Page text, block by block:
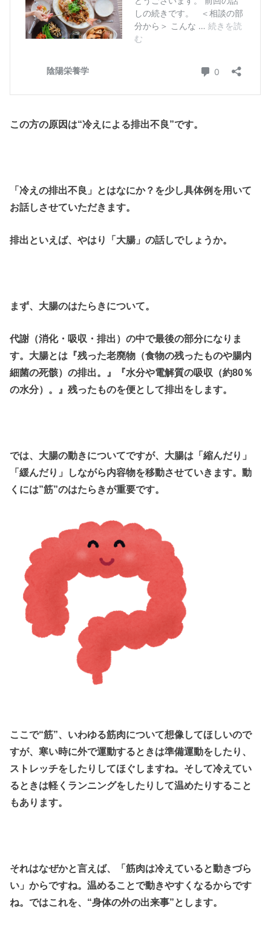
この方の原因は“冷えによる排出不良”です。
「冷えの排出不良」とはなにか？を少し具体例を用いて
お話しさせていただきます。
排出といえば、やはり「大腸」の話しでしょうか。
まず、大腸のはたらきについて。
代謝（消化・吸収・排出）の中で最後の部分になりま
す。大腸とは『残った老廃物（食物の残ったものや腸内
細菌の死骸）の排出。』『水分や電解質の吸収（約80％
の水分）。』残ったものを便として排出をします。
では、大腸の動きについてですが、大腸は「縮んだり」
「緩んだり」しながら内容物を移動させていきます。動
くには”筋”のはたらきが重要です。
ここで“筋”、いわゆる筋肉について想像してほしいので
すが、寒い時に外で運動するときは準備運動をしたり、
ストレッチをしたりしてほぐしますね。そして冷えてい
るときは軽くランニングをしたりして温めたりすること
もあります。
それはなぜかと言えば、「筋肉は冷えていると動きづら
い」からですね。温めることで動きやすくなるからです
ね。ではこれを、“身体の外の出来事”とします。